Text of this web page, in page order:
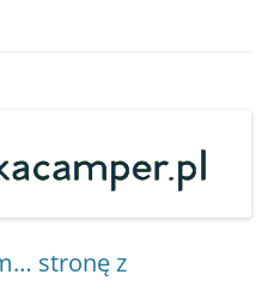
stronę z